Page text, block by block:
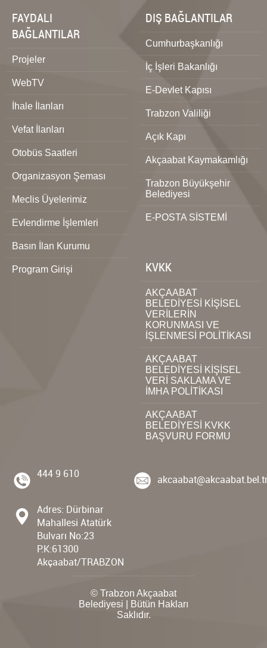
FAYDALI
BAĞLANTILAR
Projeler
WebTV
İhale İlanları
Vefat İlanları
Otobüs Saatleri
Organizasyon Şeması
Meclis Üyelerimiz
Evlendirme İşlemleri
Basın İlan Kurumu
Program Girişi
DIŞ BAĞLANTILAR
Cumhurbaşkanlığı
İç İşleri Bakanlığı
E-Devlet Kapısı
Trabzon Valiliği
Açık Kapı
Akçaabat Kaymakamlığı
Trabzon Büyükşehir
Belediyesi
E-POSTA SİSTEMİ
KVKK
AKÇAABAT
BELEDİYESİ KİŞİSEL
VERİLERİN
KORUNMASI VE
İŞLENMESİ POLİTİKASI
AKÇAABAT
BELEDİYESİ KİŞİSEL
VERİ SAKLAMA VE
İMHA POLİTİKASI
AKÇAABAT
BELEDİYESİ KVKK
BAŞVURU FORMU
444 9 610
Adres: Dürbinar
Mahallesi Atatürk
Bulvarı No:23
P.K:61300
Akçaabat/TRABZON
© Trabzon Akçaabat
Belediyesi | Bütün Hakları
Saklıdır.